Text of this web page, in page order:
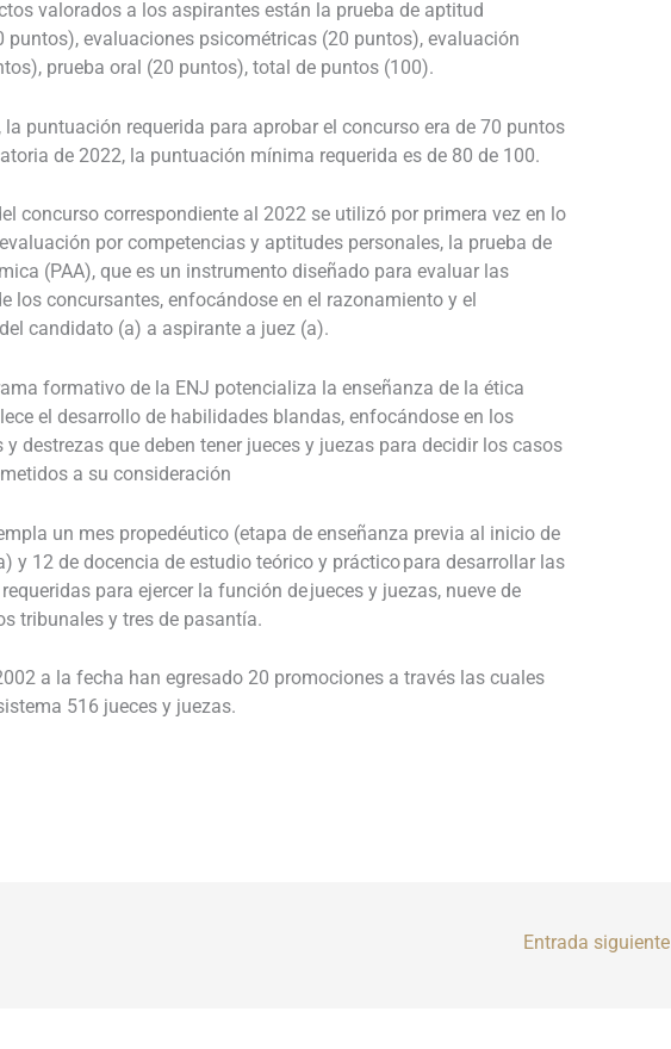
valorados a los aspirantes están la prueba de aptitud
puntos), evaluaciones psicométricas (20 puntos), evaluación
prueba oral (20 puntos), total de puntos (100).
la puntuación requerida para aprobar el concurso era de 70 puntos
de 2022, la puntuación mínima requerida es de 80 de 100.
concurso correspondiente al 2022 se utilizó por primera vez en lo
por competencias y aptitudes personales, la prueba de
(PAA), que es un instrumento diseñado para evaluar las
los concursantes, enfocándose en el razonamiento y el
candidato (a) a aspirante a juez (a).
formativo de la ENJ potencializa la enseñanza de la ética
el desarrollo de habilidades blandas, enfocándose en los
destrezas que deben tener jueces y juezas para decidir los casos
a su consideración
un mes propedéutico (etapa de enseñanza previa al inicio de
y 12 de docencia de estudio teórico y práctico para desarrollar las
para ejercer la función de jueces y juezas, nueve de
tribunales y tres de pasantía.
a la fecha han egresado 20 promociones a través las cuales
516 jueces y juezas.
Entrada siguiente